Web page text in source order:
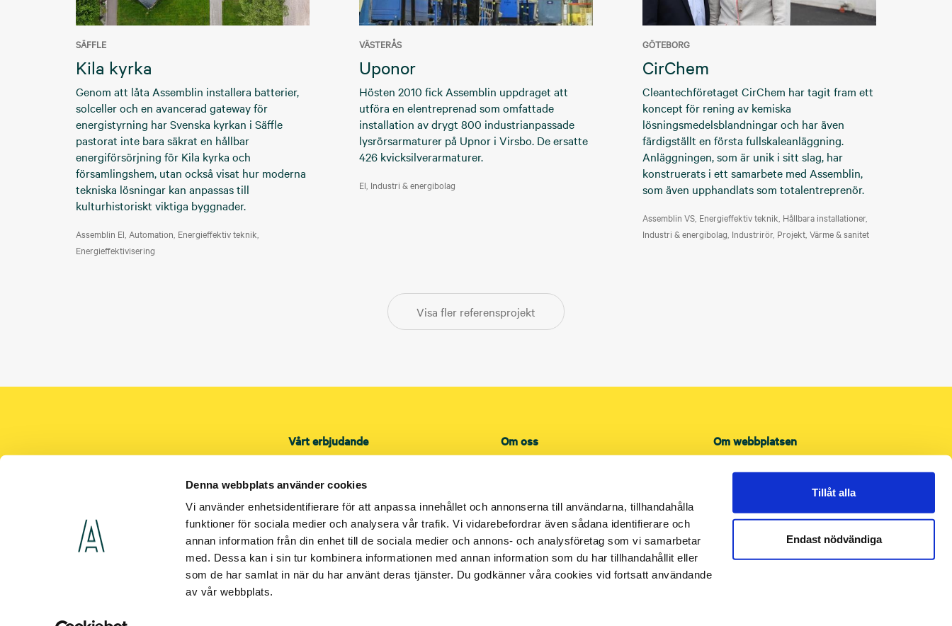
Denna webbplats använder cookies
Vi använder enhetsidentifierare för att anpassa innehållet och annonserna till användarna, tillhandahålla
funktioner för sociala medier och analysera vår trafik. Vi vidarebefordrar även sådana identifierare och
annan information från din enhet till de sociala medier och annons- och analysföretag som vi samarbetar
med. Dessa kan i sin tur kombinera informationen med annan information som du har tillhandahållit eller
som de har samlat in när du har använt deras tjänster. Du godkänner våra cookies vid fortsatt användande
av vår webbplats.
Tillåt alla
Endast nödvändiga
SÄFFLE
Kila kyrka
Genom att låta Assemblin installera batterier,
solceller och en avancerad gateway för
energistyrning har Svenska kyrkan i Säffle
pastorat inte bara säkrat en hållbar
energiförsörjning för Kila kyrka och
församlingshem, utan också visat hur moderna
tekniska lösningar kan anpassas till
kulturhistoriskt viktiga byggnader.
Assemblin El Automation Energieffektiv teknik
Energieffektivisering
VÄSTERÅS
Uponor
Hösten 2010 fick Assemblin uppdraget att
utföra en elentreprenad som omfattade
installation av drygt 800 industrianpassade
lysrörsarmaturer på Upnor i Virsbo. De ersatte
426 kvicksilverarmaturer.
El Industri & energibolag
GÖTEBORG
CirChem
Cleantechföretaget CirChem har tagit fram ett
koncept för rening av kemiska
lösningsmedelsblandningar och har även
färdigställt en första fullskaleanläggning.
Anläggningen, som är unik i sitt slag, har
konstruerats i ett samarbete med Assemblin,
som även upphandlats som totalentreprenör.
Assemblin VS Energieffektiv teknik Hållbara installationer
Industri & energibolag Industrirör Projekt Värme & sanitet
Visa fler referensprojekt
Vårt erbjudande
Service
Shop
El
Värme och sanitet
Ventilation
Om oss
Lediga tjänster
Referenser
Press
Leverantör
Om webbplatsen